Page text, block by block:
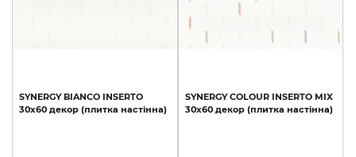
SYNERGY BIANCO INSERTO
30x60 декор (плитка настінна)
SYNERGY COLOUR INSERTO MIX
30x60 декор (плитка настінна)